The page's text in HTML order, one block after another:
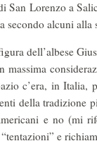
San Lorenzo a
secondo alcuni
dell’albese
c’era, in Italia,
della tradizione
e no (mi
e